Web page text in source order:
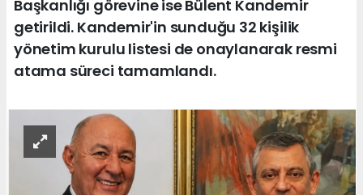
Başkanlığı görevine ise Bülent Kandemir
getirildi. Kandemir'in sunduğu 32 kişilik
yönetim kurulu listesi de onaylanarak resmi
atama süreci tamamlandı.